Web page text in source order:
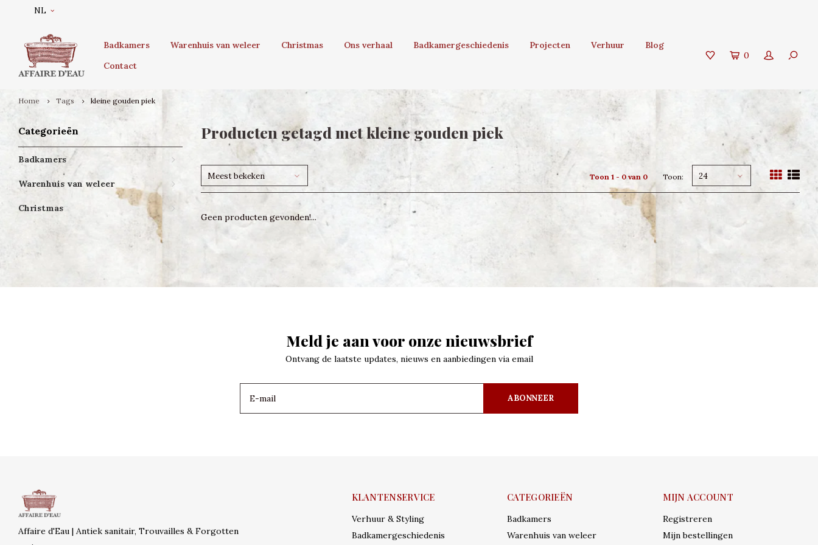
NL
Badkamers Warenhuis van weleer Christmas Ons verhaal Badkamergeschiedenis Projecten Verhuur
Blog
Contact
0
Home Tags kleine gouden piek
Categorieën
Badkamers
Warenhuis van weleer
Christmas
Producten getagd met kleine gouden piek
Meest bekeken Toon 1 - 0 van 0 Toon: 24
Geen producten gevonden!...
Meld je aan voor onze nieuwsbrief
Ontvang de laatste updates, nieuws en aanbiedingen via email
ABONNEER
Affaire d'Eau | Antiek sanitair, Trouvailles & Forgotten
KLANTENSERVICE
Verhuur & Styling
Badkamergeschiedenis
CATEGORIEËN
Badkamers
Warenhuis van weleer
MIJN ACCOUNT
Registreren
Mijn bestellingen